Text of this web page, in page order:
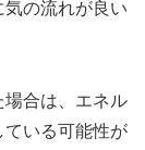
の流れが良い
合は、エネル
ている可能性が